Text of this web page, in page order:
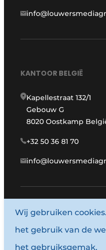
KANTOOR BELGIË
Kapellestraat 132/1
Gebouw G
8020 Oostkamp
+32 50 36 81 70
© 1987 - 2026
Wij gebruiken
het gebruik van de
het gebruiksgemak.